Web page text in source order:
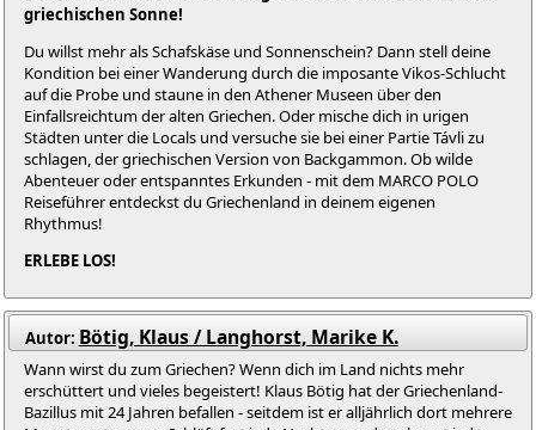
griechischen Sonne!
Du willst mehr als Schafskäse und Sonnenschein? Dann stell deine
Kondition bei einer Wanderung durch die imposante Vikos-Schlucht
auf die Probe und staune in den Athener Museen über den
Einfallsreichtum der alten Griechen. Oder mische dich in urigen
Städten unter die Locals und versuche sie bei einer Partie Távli zu
schlagen, der griechischen Version von Backgammon. Ob wilde
Abenteuer oder entspanntes Erkunden - mit dem MARCO POLO
Reiseführer entdeckst du Griechenland in deinem eigenen
Rhythmus!
ERLEBE LOS!
Autor: Bötig, Klaus / Langhorst, Marike K.
Wann wirst du zum Griechen? Wenn dich im Land nichts mehr
erschüttert und vieles begeistert! Klaus Bötig hat der Griechenland-
Bazillus mit 24 Jahren befallen - seitdem ist er alljährlich dort mehrere